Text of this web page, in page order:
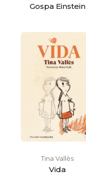
Gospa Einstein
Tina Vallès
Vida